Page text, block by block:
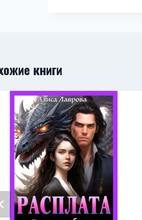
книги